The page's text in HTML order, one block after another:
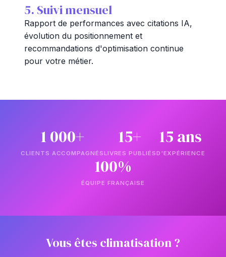
5. Suivi mensuel
Rapport de performances avec citations IA,
évolution du positionnement et
recommandations d'optimisation continue
pour votre métier.
1 000+
CLIENTS ACCOMPAGNÉS
15+
LIVRES PUBLIÉS
15 ans
D'EXPÉRIENCE
100%
ÉQUIPE FRANÇAISE
Vous êtes climatisation ?